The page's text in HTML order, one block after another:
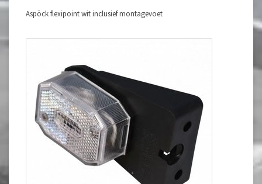
Aspöck flexipoint wit inclusief montagevoet